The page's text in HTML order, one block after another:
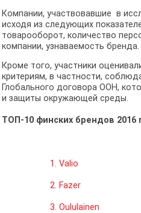
Компании, участвовавшие в
исходя из следующих
товарооборот, количество
компании, узнаваемость бренда.
Кроме того, участники
критериям, в частности,
Глобального договора ООН,
и защиты окружающей среды.
TOП-10 финских брендов 2016
1. Valio
2. Fazer
3. Oululainen